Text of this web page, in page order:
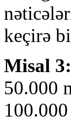
keçirə
Misal 3:
50.000